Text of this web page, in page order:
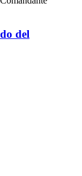
del